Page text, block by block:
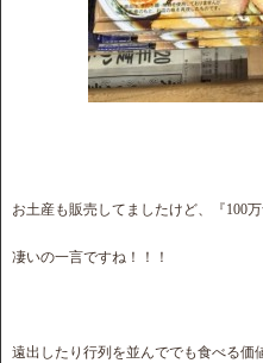
お土産も販売してましたけど、『100
凄いの一言ですね！！！
遠出したり行列を並んででも食べる価